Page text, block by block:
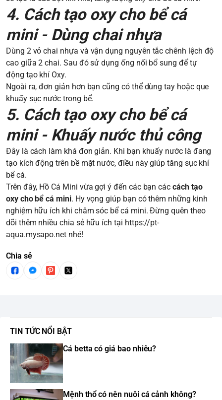
4. Cách tạo oxy cho bể cá
mini - Dùng chai nhựa
Dùng 2 vỏ chai nhựa và vận dụng nguyên tắc chênh lệch độ
cao giữa 2 chai. Sau đó sử dụng ống nối bổ sung để tự
động tạo khí Oxy.
Ngoài ra, đơn giản hơn bạn cũng có thể dùng tay hoặc que
khuấy sục nước trong bể.
5. Cách tạo oxy cho bể cá
mini - Khuấy nước thủ công
Đây là cách làm khá đơn giản. Khi bạn khuấy nước là đang
tạo kích động trên bề mặt nước, điều này giúp tăng sục khí
bể cá.
Trên đây, Hồ Cá Mini vừa gợi ý đến các bạn các cách tạo
oxy cho bể cá mini. Hy vọng giúp bạn có thêm những kinh
nghiệm hữu ích khi chăm sóc bể cá mini. Đừng quên theo
dõi thêm nhiều chia sẻ hữu ích tại https://pt-
aqua.mysapo.net nhé!
Chia sẻ
TIN TỨC NỔI BẬT
Cá betta có giá bao nhiêu?
Mệnh thổ có nên nuôi cá cảnh không?